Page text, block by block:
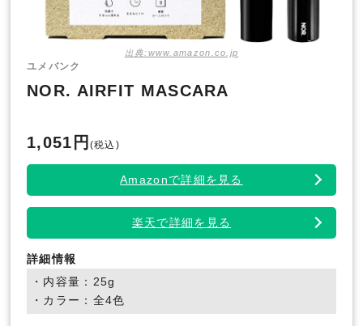
出典:www.amazon.co.jp
ユメバンク
NOR. AIRFIT MASCARA
1,051円 (税込)
Amazonで詳細を見る
楽天で詳細を見る
詳細情報
・内容量：25g
・カラー：全4色